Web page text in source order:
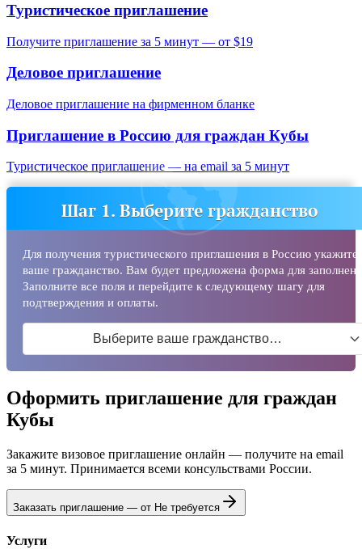
Туристическое приглашение
Получите приглашение за 5 минут — от $19
Деловое приглашение
Деловое приглашение на фирменном бланке
Приглашение в Россию для граждан Кубы
Туристическое приглашение — на email за 5 минут
Шаг 1. Выберите гражданство
Для получения туристического приглашения в Россию укажите
ваше гражданство. Вам будет предложена форма для
Заполните все поля и перейдите к следующему шагу для
подтверждения и оплаты.
Выберите ваше гражданство…
Оформить приглашение для граждан
Кубы
Закажите визовое приглашение онлайн — получите на email
за 5 минут. Принимается всеми консульствами России.
Заказать приглашение — от Не требуется
Услуги